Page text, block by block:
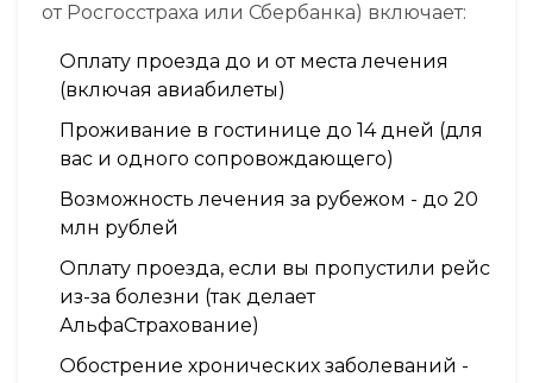
от Росгосстраха или Сбербанка) включает:
Оплату проезда до и от места лечения
(включая авиабилеты)
Проживание в гостинице до 14 дней (для
вас и одного сопровождающего)
Возможность лечения за рубежом - до 20
млн рублей
Оплату проезда, если вы пропустили рейс
из-за болезни (так делает
АльфаСтрахование)
Обострение хронических заболеваний -